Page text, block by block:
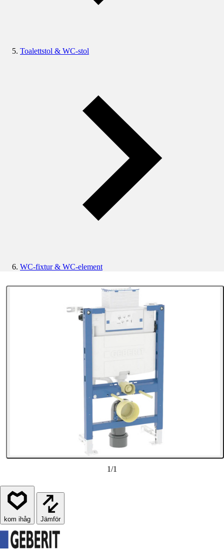
Toalettstol & WC-stol
WC-fixtur & WC-element
1/1
Jämför